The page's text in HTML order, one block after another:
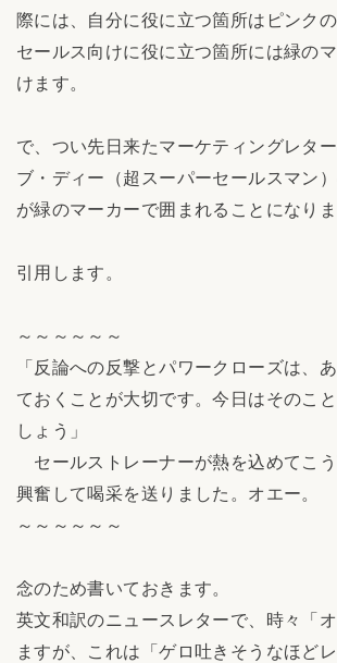
際には、自分に役に立つ箇所はピンク
セールス向けに役に立つ箇所には緑の
けます。
で、つい先日来たマーケティングレタ
ブ・ディー（超スーパーセールスマン
が緑のマーカーで囲まれることになりま
引用します。
～～～～～～
「反論への反撃とパワークローズは、
ておくことが大切です。今日はそのこ
しょう」
セールストレーナーが熱を込めてこ
興奮して喝采を送りました。オエー。
～～～～～～
念のため書いておきます。
英文和訳のニュースレターで、時々「
ますが、これは「ゲロ吐きそうなほど